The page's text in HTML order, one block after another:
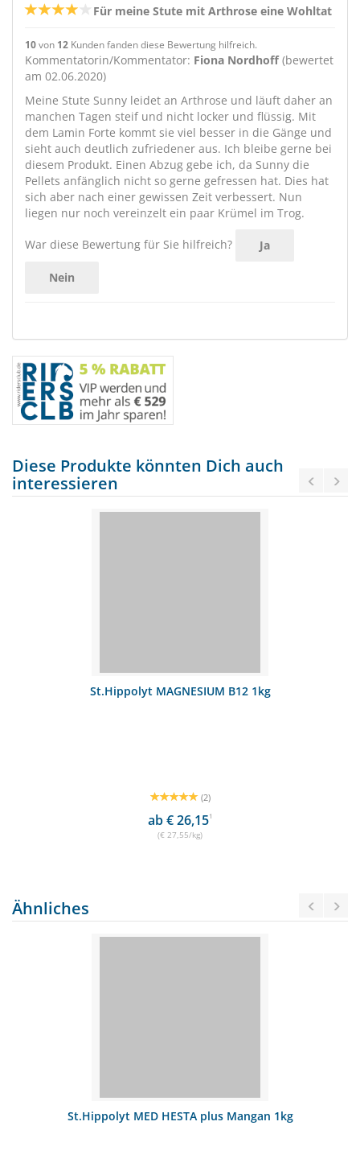
Für meine Stute mit Arthrose eine Wohltat
10von 12 Kunden fanden diese Bewertung hilfreich.
Kommentatorin/Kommentator: Fiona Nordhoff(bewertet
am 02.06.2020)
Meine Stute Sunny leidet an Arthrose und läuft daher an
manchen Tagen steif und nicht locker und flüssig. Mit
dem Lamin Forte kommt sie viel besser in die Gänge und
sieht auch deutlich zufriedener aus. Ich bleibe gerne bei
diesem Produkt. Einen Abzug gebe ich, da Sunny die
Pellets anfänglich nicht so gerne gefressen hat. Dies hat
sich aber nach einer gewissen Zeit verbessert. Nun
liegen nur noch vereinzelt ein paar Krümel im Trog.
War diese Bewertung für Sie hilfreich? Ja
Nein
Diese Produkte könnten Dich auch
interessieren
St.Hippolyt MAGNESIUM B12 1kg
(2)
ab € 26,151
(€ 27,55/kg)
Ähnliches
St.Hippolyt MED HESTA plus Mangan 1kg